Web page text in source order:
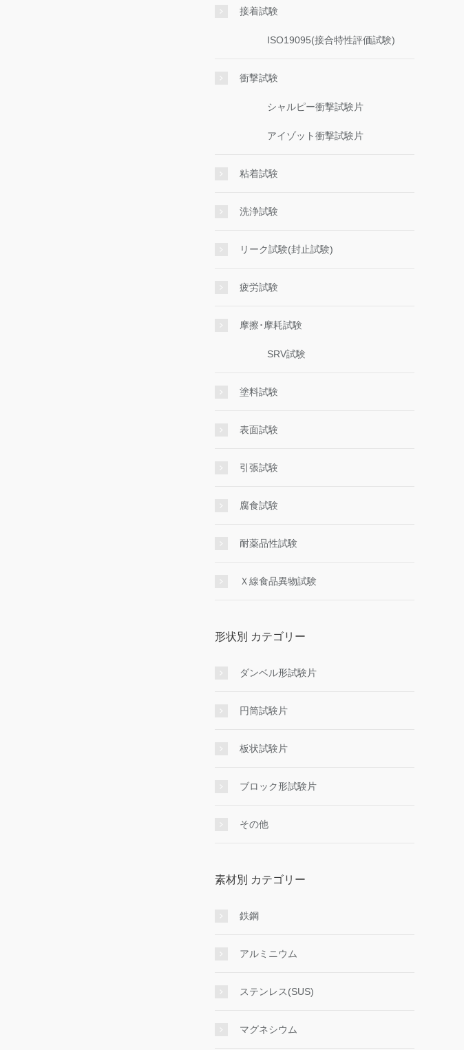
接着試験
ISO19095(接合特性評価試験)
衝撃試験
シャルピー衝撃試験片
アイゾット衝撃試験片
粘着試験
洗浄試験
リーク試験(封止試験)
疲労試験
摩擦･摩耗試験
SRV試験
塗料試験
表面試験
引張試験
腐食試験
耐薬品性試験
Ｘ線食品異物試験
形状別 カテゴリー
ダンベル形試験片
円筒試験片
板状試験片
ブロック形試験片
その他
素材別 カテゴリー
鉄鋼
アルミニウム
ステンレス(SUS)
マグネシウム